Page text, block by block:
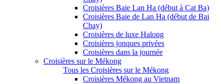
Croisières Baie Lan Ha (début à Cat Ba)
Croisières Baie de Lan Ha (début de Bai
Chay)
Croisières de luxe Halong
Croisières jonques privées
Croisières dans la journée
Croisières sur le Mékong
Tous les Croisières sur le Mékong
Croisières Mékong au Vietnam